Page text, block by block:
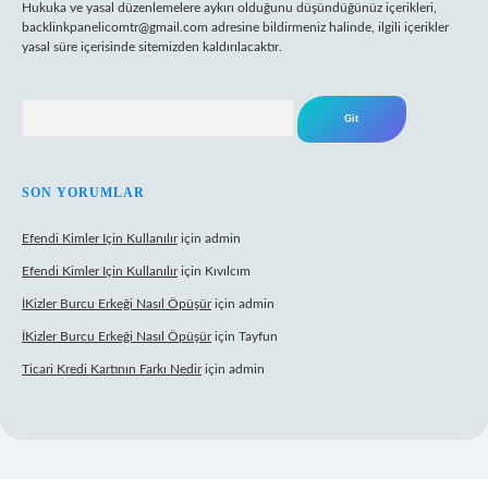
Hukuka ve yasal düzenlemelere aykırı olduğunu düşündüğünüz içerikleri,
backlinkpanelicomtr@gmail.com adresine bildirmeniz halinde, ilgili içerikler
yasal süre içerisinde sitemizden kaldırılacaktır.
SON YORUMLAR
Efendi Kimler Için Kullanılıriçin admin
Efendi Kimler Için Kullanılıriçin Kıvılcım
İKizler Burcu Erkeği Nasıl Öpüşüriçin admin
İKizler Burcu Erkeği Nasıl Öpüşüriçin Tayfun
Ticari Kredi Kartının Farkı Nediriçin admin